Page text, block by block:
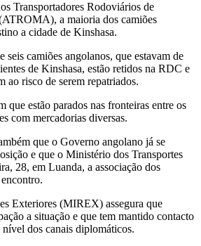
Transportadores Rodoviários de
a maioria dos camiões
a cidade de Kinshasa.
camiões angolanos, que estavam de
de Kinshasa, estão retidos na RDC e
ao risco de serem repatriados.
estão parados nas fronteiras entre os
com mercadorias diversas.
que o Governo angolano já se
e que o Ministério dos Transportes
28, em Luanda, a associação dos
Exteriores (MIREX) assegura que
a situação e que tem mantido contacto
dos canais diplomáticos.